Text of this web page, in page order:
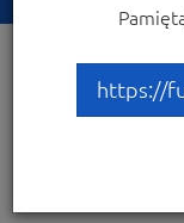
https://